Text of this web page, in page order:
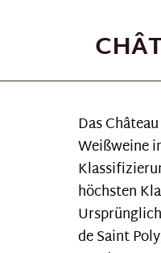
Das
Weißweine
höchsten
de Saint